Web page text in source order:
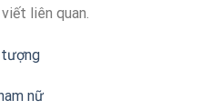
liên quan.
tượng
nữ